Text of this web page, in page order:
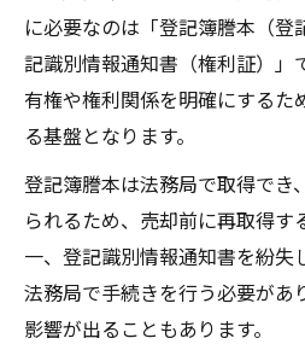
不動産売却書類の安
不動産売却時の書類
書類紛失防止のため
不動産売却で必要な書
活用
売却活動中の書類ト
に必要なのは「登記簿謄本（
記識別情報通知書（権利証）」
有権や権利関係を明確にするた
る基盤となります。
登記簿謄本は法務局で取得でき
られるため、売却前に再取得す
一、登記識別情報通知書を紛失
法務局で手続きを行う必要があ
影響が出ることもあります。